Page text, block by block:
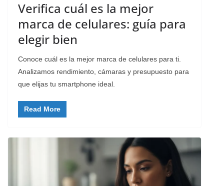
Verifica cuál es la mejor
marca de celulares: guía para
elegir bien
Conoce cuál es la mejor marca de celulares para ti.
Analizamos rendimiento, cámaras y presupuesto para
que elijas tu smartphone ideal.
Read More